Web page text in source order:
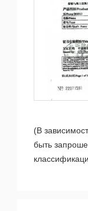
(В
быть